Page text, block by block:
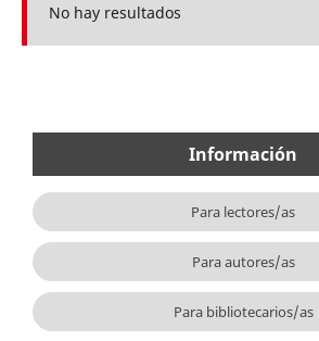
No hay resultados
Información
Para lectores/as
Para autores/as
Para bibliotecarios/as